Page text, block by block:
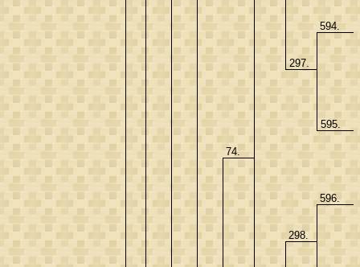
74.
297.
594.
595.
298.
596.